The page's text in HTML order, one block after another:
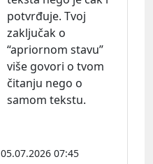
potvrđuje. Tvoj
zaključak o
“apriornom stavu”
više govori o tvom
čitanju nego o
samom tekstu.
05.07.2026 07:45